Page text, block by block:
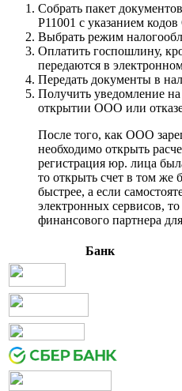
Собрать пакет
Р11001 с указанием
Выбрать режим
Оплатить госпошлину,
передаются в
Передать документы в
Получить уведомление
открытии ООО или
После того, как ООО
необходимо открыть
регистрация юр. лица
то открыть счет в том же
быстрее, а если
электронных сервисов,
финансового партнера
Банк